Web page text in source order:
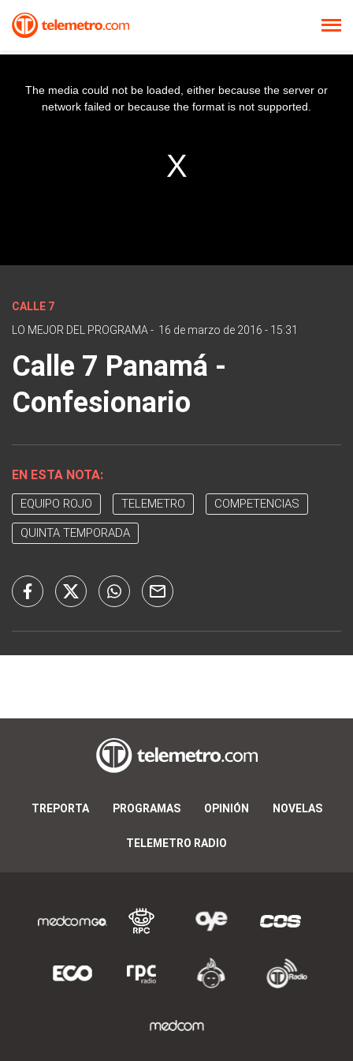
The media could not be loaded, either because the server or
network failed or because the format is not supported.
CALLE 7
LO MEJOR DEL PROGRAMA - 16 de marzo de 2016 - 15:31
Calle 7 Panamá -
Confesionario
EN ESTA NOTA:
EQUIPO ROJO TELEMETRO COMPETENCIAS
QUINTA TEMPORADA
TREPORTA PROGRAMAS OPINIÓN NOVELAS
TELEMETRO RADIO